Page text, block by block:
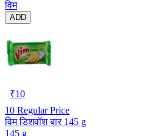
विम
ADD
₹10
10 Regular Price
विम डिशवॉश बार 145 g
145 g